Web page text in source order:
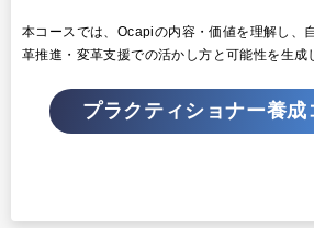
本コースでは、Ocapiの内容・価値を理解し、
革推進・変革支援での活かし方と可能性を生成
プラクティショナー養成